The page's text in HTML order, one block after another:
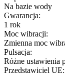
Na bazie wody
Gwarancja:
1 rok
Moc wibracji:
Zmienna moc
Pulsacja:
Różne ustawienia
Przedstawiciel UE: